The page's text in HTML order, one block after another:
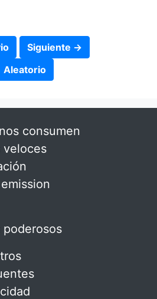
Siguiente →
Aleatorio
consumen
veloces
poderosos